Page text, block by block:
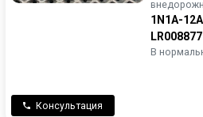
1N1A-
LR008877
В
Консультация